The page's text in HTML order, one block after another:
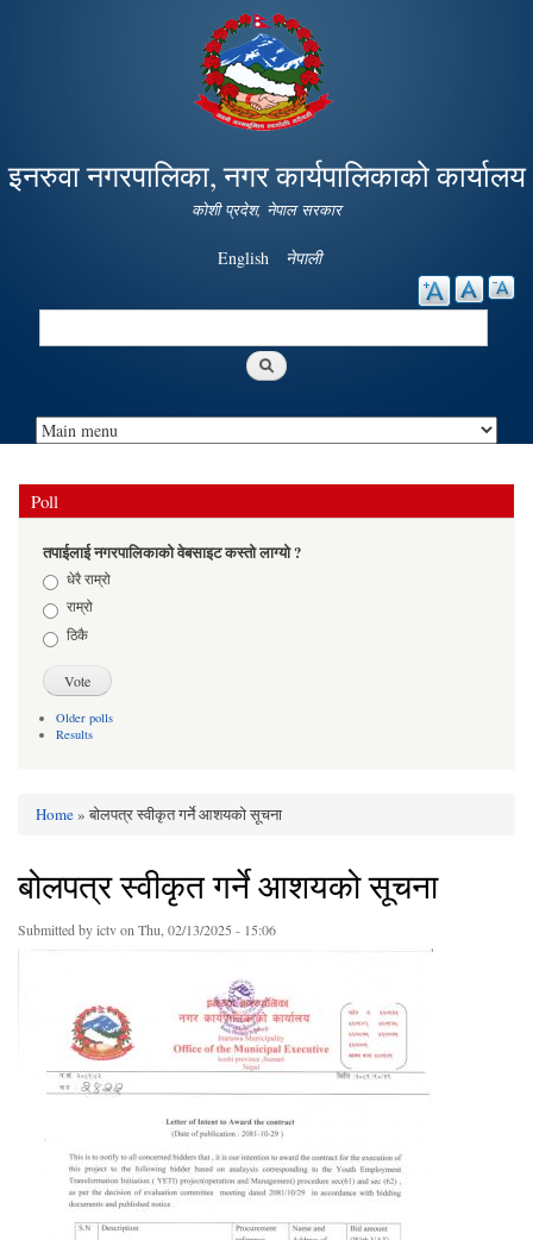
Skip to
main
content
इनरुवा नगरपालिका, नगर कार्यपालिकाको कार्यालय
कोशी प्रदेश, नेपाल सरकार
English नेपाली
Search
Poll
तपाईलाई नगरपालिकाको वेबसाइट कस्तो लाग्यो ?
Choicesधेरै राम्रो
राम्रो
ठिकै
Older polls
Results
You are here
Home» बोलपत्र स्वीकृत गर्ने आशयको सूचना
बोलपत्र स्वीकृत गर्ने आशयको सूचना
Submitted byictvon Thu, 02/13/2025 - 15:06